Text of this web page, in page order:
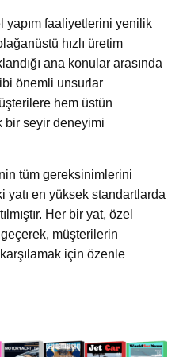
yapım faaliyetlerini yenilik
hızlı üretim
ana konular arasında
önemli unsurlar
hem üstün
bir seyir deneyimi
tüm gereksinimlerini
yatı en yüksek standartlarda
Her bir yat, özel
müşterilerin
için özenle